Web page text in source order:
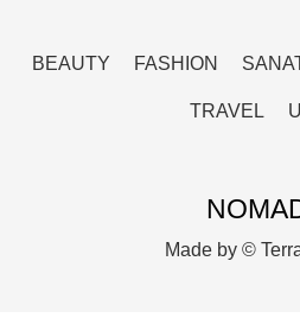
BEAUTY FASHION
TRAVEL
Made by ©